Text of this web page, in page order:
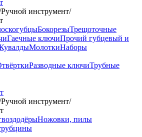
Ручной инструмент/
БокорезыТрещоточные
Гаечные ключиПрочий губцевый и
МолоткиНаборы
Разводные ключиТрубные
Ручной инструмент/
Ножовки, пилы